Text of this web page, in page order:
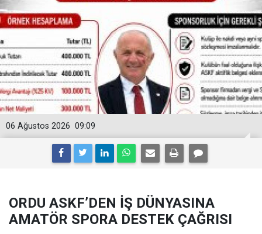
09:09
06 Ağustos 2026
ORDU ASKF’DEN İŞ DÜNYASINA
AMATÖR SPORA DESTEK ÇAĞRISI